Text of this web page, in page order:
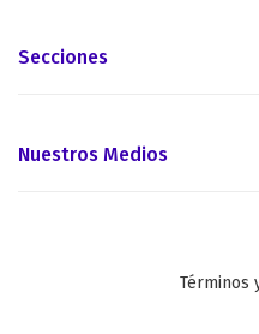
Secciones
Nuestros Medios
Términos